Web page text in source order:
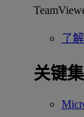
了
关键